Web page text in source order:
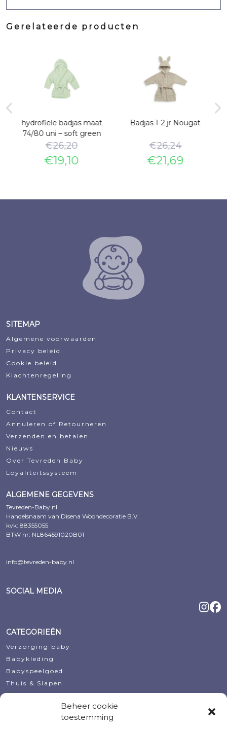
Beheer cookie
toestemming
Gerelateerde producten
hydrofiele badjas maat
74/80 uni – soft green
€26,20
Oorspronkelijke
€19,10
Huidige
Badjas 1-2 jr Nougat
€26,24
Oorspronkelijke
€21,69
Huidige
SITEMAP
Algemene voorwaarden
Privacy beleid
Cookie beleid
Klachtenregeling
KLANTENSERVICE
Contact
Annuleren of Retourneren
Verzenden en betalen
Nieuws
Over Tevreden Baby
Loyaliteitssysteem
ALGEMENE GEGEVENS
Tevreden-Baby.nl
Handelsnaam van Disena Woondecoratie B.V.
kvk: 88355055
BTW nr: NL864591020B01
info@tevreden-baby.nl
SOCIAL MEDIA
CATEGORIEËN
Verzorging baby
Babykleding
Babyspeelgoed
Thuis & Slapen
Decoratie
Kraamcadeautjes